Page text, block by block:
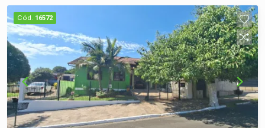
Cód. 16572